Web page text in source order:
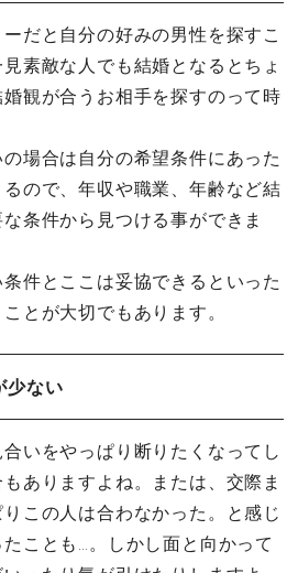
だと自分の好みの男性を探すこ
素敵な人でも結婚となるとちょ
観が合うお相手を探すのって時
場合は自分の希望条件にあった
ので、年収や職業、年齢など結
条件から見つける事ができま
件とここは妥協できるといった
とが大切でもあります。
少ない
いをやっぱり断りたくなってし
ありますよね。または、交際ま
この人は合わなかった。と感じ
ことも…。しかし面と向かって